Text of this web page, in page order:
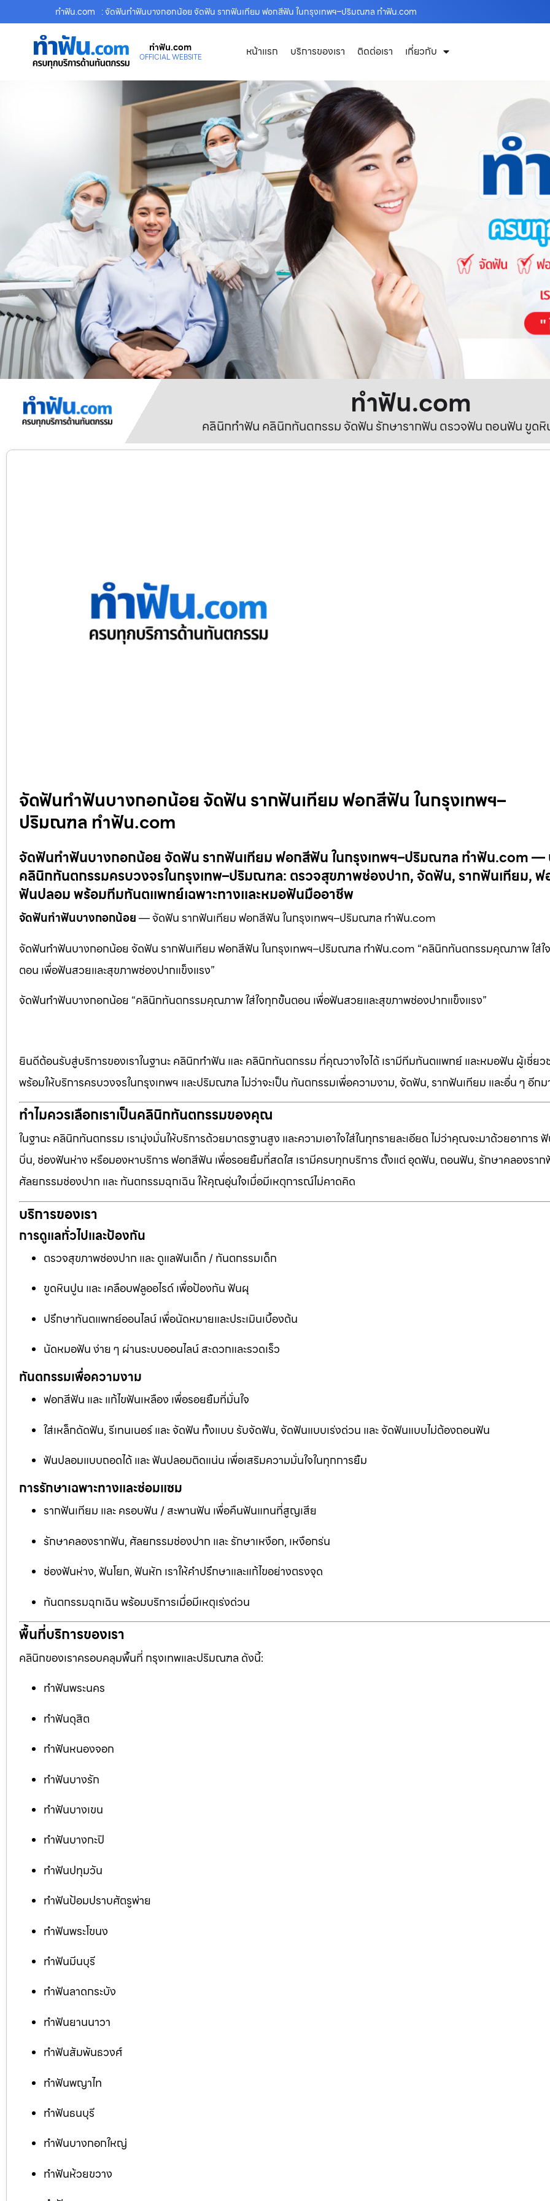
ทําฟัน.com : จัดฟันทำฟันบางกอกน้อย จัดฟัน รากฟันเทียม ฟอกสีฟัน ในกรุงเทพฯ–ปริมณฑล ทำฟัน.com
ทําฟัน.com
OFFICIAL WEBSITE หน้าแรก บริการของเรา ติดต่อเรา เกี่ยวกับ
ทําฟัน.com
คลินิกทำฟัน คลินิกทันตกรรม จัดฟัน รักษารากฟัน ตรวจฟัน ถอนฟัน ขูด
จัดฟันทำฟันบางกอกน้อย จัดฟัน รากฟันเทียม ฟอกสีฟัน ในกรุงเทพฯ–
ปริมณฑล ทำฟัน.com
จัดฟันทำฟันบางกอกน้อย จัดฟัน รากฟันเทียม ฟอกสีฟัน ในกรุงเทพฯ–ปริมณฑล ทำฟัน.com —
คลินิกทันตกรรมครบวงจรในกรุงเทพ–ปริมณฑล: ตรวจสุขภาพช่องปาก, จัดฟัน, รากฟันเทียม,
ฟันปลอม พร้อมทีมทันตแพทย์เฉพาะทางและหมอฟันมืออาชีพ
จัดฟันทำฟันบางกอกน้อย— จัดฟัน รากฟันเทียม ฟอกสีฟัน ในกรุงเทพฯ–ปริมณฑล ทำฟัน.com
จัดฟันทำฟันบางกอกน้อย จัดฟัน รากฟันเทียม ฟอกสีฟัน ในกรุงเทพฯ–ปริมณฑล ทำฟัน.com “คลินิกทันตกรรมคุณภาพ ใส่ใ
ตอน เพื่อฟันสวยและสุขภาพช่องปากแข็งแรง”
จัดฟันทำฟันบางกอกน้อย “คลินิกทันตกรรมคุณภาพ ใส่ใจทุกขั้นตอน เพื่อฟันสวยและสุขภาพช่องปากแข็งแรง”
ยินดีต้อนรับสู่บริการของเราในฐานะ คลินิกทำฟัน และ คลินิกทันตกรรม ที่คุณวางใจได้ เรามีทีมทันตแพทย์ และหมอฟัน ผู้เชี่ย
พร้อมให้บริการครบวงจรในกรุงเทพฯ และปริมณฑล ไม่ว่าจะเป็น ทันตกรรมเพื่อความงาม, จัดฟัน, รากฟันเทียม และอื่น ๆ อีก
ทำไมควรเลือกเราเป็นคลินิกทันตกรรมของคุณ
ในฐานะ คลินิกทันตกรรม เรามุ่งมั่นให้บริการด้วยมาตรฐานสูง และความเอาใจใส่ในทุกรายละเอียด ไม่ว่าคุณจะมาด้วยอาการ
บิ่น, ช่องฟันห่าง หรือมองหาบริการ ฟอกสีฟัน เพื่อรอยยิ้มที่สดใส เรามีครบทุกบริการ ตั้งแต่ อุดฟัน, ถอนฟัน, รักษาคลองรา
ศัลยกรรมช่องปาก และ ทันตกรรมฉุกเฉิน ให้คุณอุ่นใจเมื่อมีเหตุการณ์ไม่คาดคิด
บริการของเรา
การดูแลทั่วไปและป้องกัน
ตรวจสุขภาพช่องปาก และ ดูแลฟันเด็ก / ทันตกรรมเด็ก
ขูดหินปูน และ เคลือบฟลูออไรด์ เพื่อป้องกัน ฟันผุ
ปรึกษาทันตแพทย์ออนไลน์ เพื่อนัดหมายและประเมินเบื้องต้น
นัดหมอฟัน ง่าย ๆ ผ่านระบบออนไลน์ สะดวกและรวดเร็ว
ทันตกรรมเพื่อความงาม
ฟอกสีฟัน และ แก้ไขฟันเหลือง เพื่อรอยยิ้มที่มั่นใจ
ใส่เหล็กดัดฟัน, รีเทนเนอร์ และ จัดฟัน ทั้งแบบ รับจัดฟัน, จัดฟันแบบเร่งด่วน และ จัดฟันแบบไม่ต้องถอนฟัน
ฟันปลอมแบบถอดได้ และ ฟันปลอมติดแน่น เพื่อเสริมความมั่นใจในทุกการยิ้ม
การรักษาเฉพาะทางและซ่อมแซม
รากฟันเทียม และ ครอบฟัน / สะพานฟัน เพื่อคืนฟันแทนที่สูญเสีย
รักษาคลองรากฟัน, ศัลยกรรมช่องปาก และ รักษาเหงือก, เหงือกร่น
ช่องฟันห่าง, ฟันโยก, ฟันหัก เราให้คำปรึกษาและแก้ไขอย่างตรงจุด
ทันตกรรมฉุกเฉิน พร้อมบริการเมื่อมีเหตุเร่งด่วน
พื้นที่บริการของเรา
คลินิกของเราครอบคลุมพื้นที่ กรุงเทพและปริมณฑล ดังนี้:
ทำฟันพระนคร
ทำฟันดุสิต
ทำฟันหนองจอก
ทำฟันบางรัก
ทำฟันบางเขน
ทำฟันบางกะปิ
ทำฟันปทุมวัน
ทำฟันป้อมปราบศัตรูพ่าย
ทำฟันพระโขนง
ทำฟันมีนบุรี
ทำฟันลาดกระบัง
ทำฟันยานนาวา
ทำฟันสัมพันธวงศ์
ทำฟันพญาไท
ทำฟันธนบุรี
ทำฟันบางกอกใหญ่
ทำฟันห้วยขวาง